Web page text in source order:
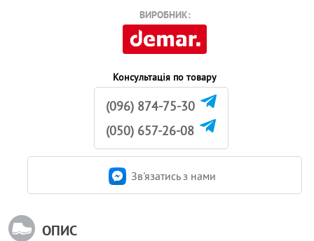
ВИРОБНИК:
Консультація по товару
(096) 874-75-30
(050) 657-26-08
Зв'язатись з нами
ОПИС